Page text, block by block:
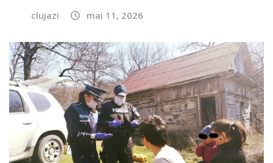
clujazi mai 11, 2026